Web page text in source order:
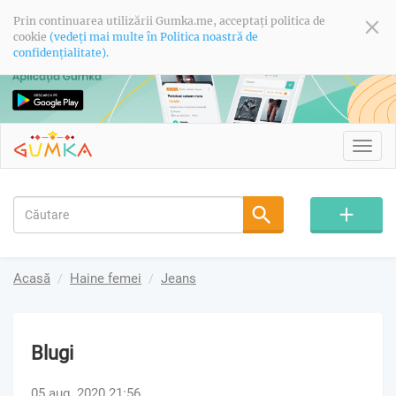
Prin continuarea utilizării Gumka.me, acceptați politica de
cookie (vedeți mai multe în Politica noastră de
confidențialitate).
Acasă Haine femei Jeans
Blugi